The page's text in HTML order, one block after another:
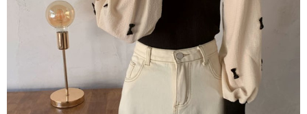
權轉讓予恩沛科技股份有限公司。
２．關於個人資料處理事宜，請瀏覽以下網址：
https://aftee.tw/terms/#terms3
３．未成年的使用者請事先徵得法定代理人或監護人之同意方可使用
「AFTEE先享後付」，若未經同意申辦者引起之損失，本公司不負相關責
４．使用「AFTEE先享後付」時，將依據個別帳號之用戶狀況，依本公司即
時審查核予不同之上限額度；若仍有額度不足之情形，本公司將視審查結果
請求用戶進行身份認證。